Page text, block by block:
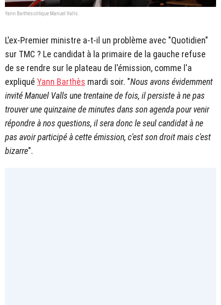
Yann Barthès critique Manuel Valls.
L'ex-Premier ministre a-t-il un problème avec "Quotidien"
sur TMC ? Le candidat à la primaire de la gauche refuse
de se rendre sur le plateau de l'émission, comme l'a
expliqué Yann Barthès mardi soir. "Nous avons évidemment
invité Manuel Valls une trentaine de fois, il persiste à ne pas
trouver une quinzaine de minutes dans son agenda pour venir
répondre à nos questions, il sera donc le seul candidat à ne
pas avoir participé à cette émission, c'est son droit mais c'est
bizarre".